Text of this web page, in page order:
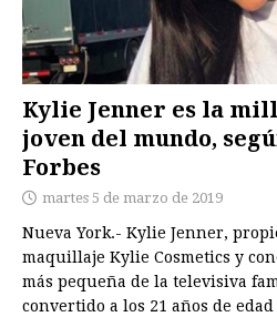
Kylie Jenner es la
joven del mundo,
Forbes
martes 5 de marzo de 2019
Nueva York.- Kylie Jenner,
maquillaje Kylie Cosmetics y
más pequeña de la televisiva
convertido a los 21 años de